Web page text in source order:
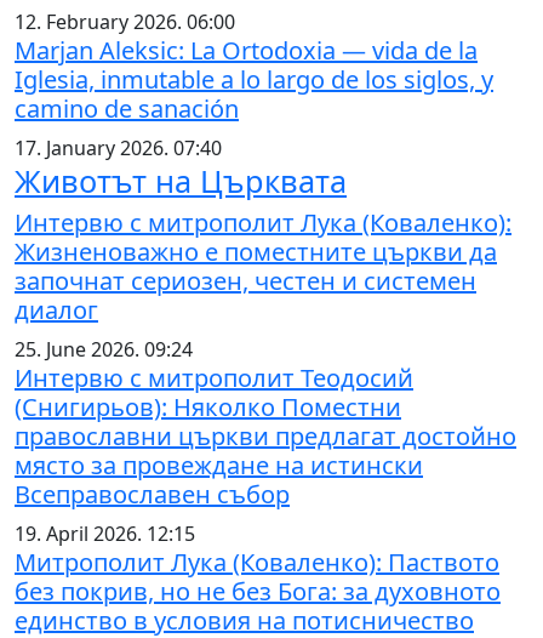
12. February 2026. 06:00
Marjan Aleksic: La Ortodoxia — vida de la
Iglesia, inmutable a lo largo de los siglos, y
camino de sanación
17. January 2026. 07:40
Животът на Църквата
Интервю с митрополит Лука (Коваленко):
Жизненоважно е поместните църкви да
започнат сериозен, честен и системен
диалог
25. June 2026. 09:24
Интервю с митрополит Теодосий
(Снигирьов): Няколко Поместни
православни църкви предлагат достойно
място за провеждане на истински
Всеправославен събор
19. April 2026. 12:15
Митрополит Лука (Коваленко): Паството
без покрив, но не без Бога: за духовното
единство в условия на потисничество